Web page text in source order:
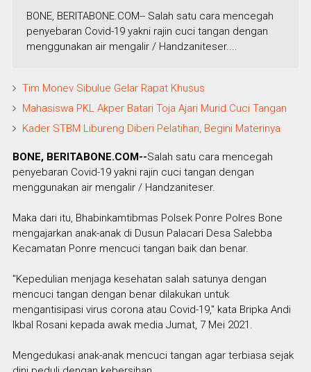
BONE, BERITABONE.COM-- Salah satu cara mencegah
penyebaran Covid-19 yakni rajin cuci tangan dengan
menggunakan air mengalir / Handzaniteser....
Tim Monev Sibulue Gelar Rapat Khusus
Mahasiswa PKL Akper Batari Toja Ajari Murid Cuci Tangan
Kader STBM Libureng Diberi Pelatihan, Begini Materinya
BONE, BERITABONE.COM--Salah satu cara mencegah
penyebaran Covid-19 yakni rajin cuci tangan dengan
menggunakan air mengalir / Handzaniteser.
Maka dari itu, Bhabinkamtibmas Polsek Ponre Polres Bone
mengajarkan anak-anak di Dusun Palacari Desa Salebba
Kecamatan Ponre mencuci tangan baik dan benar.
"Kepedulian menjaga kesehatan salah satunya dengan
mencuci tangan dengan benar dilakukan untuk
mengantisipasi virus corona atau Covid-19," kata Bripka Andi
Ikbal Rosani kepada awak media Jumat, 7 Mei 2021.
Mengedukasi anak-anak mencuci tangan agar terbiasa sejak